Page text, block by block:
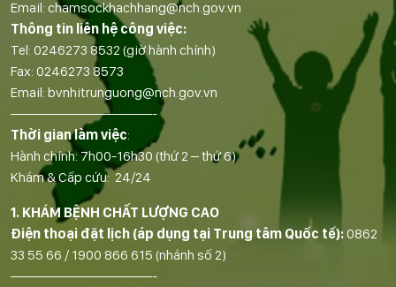
Email: chamsockhachhang@nch.gov.vn
Thông tin liên hệ công việc:
Tel: 0246273 8532 (giờ hành chính)
Fax: 0246273 8573
Email: bvnhitrunguong@nch.gov.vn
——————————-
Thời gian làm việc:
Hành chính: 7h00-16h30 (thứ 2 – thứ 6)
Khám & Cấp cứu: 24/24
1. KHÁM BỆNH CHẤT LƯỢNG CAO
Điện thoại đặt lịch (áp dụng tại Trung tâm Quốc tế):0862
33 55 66 / 1900 866 615 (nhánh số 2)
——————————-